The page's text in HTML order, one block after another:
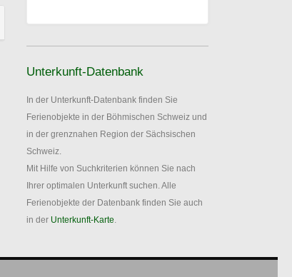
Unterkunft-Datenbank
In der Unterkunft-Datenbank finden Sie
Ferienobjekte in der Böhmischen Schweiz und
in der grenznahen Region der Sächsischen
Schweiz.
Mit Hilfe von Suchkriterien können Sie nach
Ihrer optimalen Unterkunft suchen. Alle
Ferienobjekte der Datenbank finden Sie auch
in der Unterkunft-Karte.